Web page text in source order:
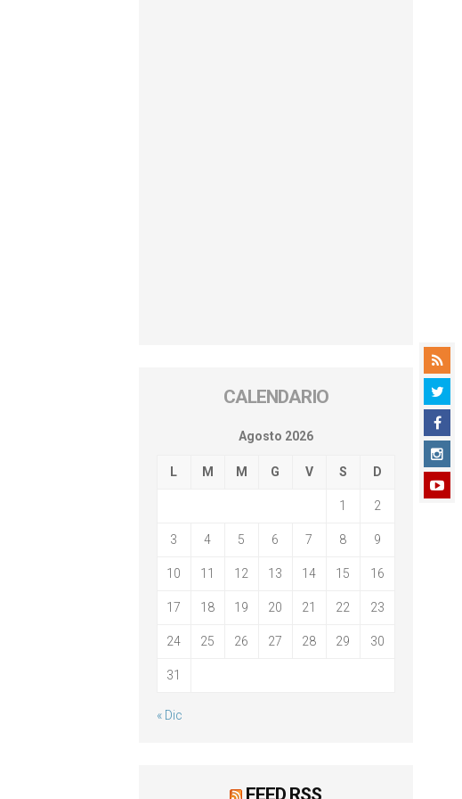
CALENDARIO
Agosto 2026
L M M G V S D
1 2
3 4 5 6 7 8 9
10 11 12 13 14 15 16
17 18 19 20 21 22 23
24 25 26 27 28 29 30
31
« Dic
FEED RSS